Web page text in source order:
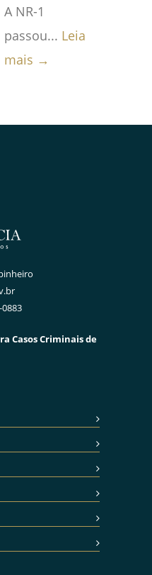
A NR-1
passou... Leia
mais →
Casos Criminais de